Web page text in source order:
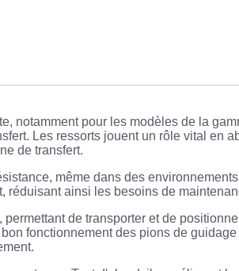
notamment pour les modèles de la
Les ressorts jouent un rôle vital en
de transfert.
même dans des
ainsi les besoins de
de transporter et de
fonctionnement des pions de